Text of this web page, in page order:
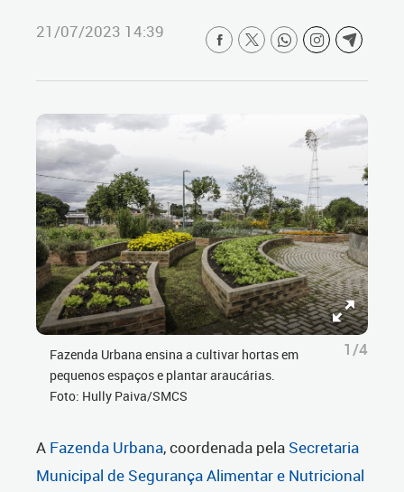
21/07/2023 14:39
Fazenda Urbana ensina a cultivar hortas em
pequenos espaços e plantar araucárias.
Foto: Hully Paiva/SMCS
1/4
A Fazenda Urbana, coordenada pela Secretaria
Municipal de Segurança Alimentar e Nutricional